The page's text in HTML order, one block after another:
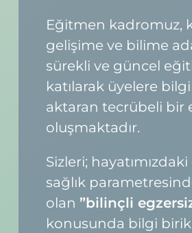
Eğitmen kadromuz,
gelişime ve bilime
sürekli ve güncel
katılarak üyelere
aktaran tecrübeli bir
oluşmaktadır.
Sizleri;
sağlık
olan ”bilinçli
konusunda bilgi